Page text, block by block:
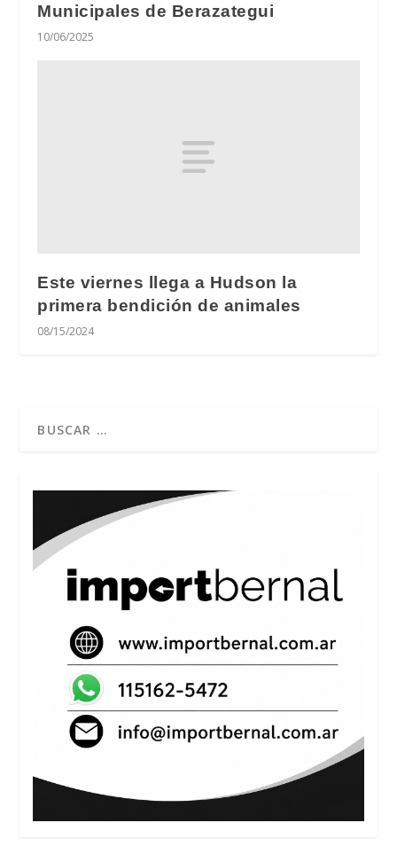
Municipales de Berazategui
10/06/2025
Este viernes llega a Hudson la
primera bendición de animales
08/15/2024